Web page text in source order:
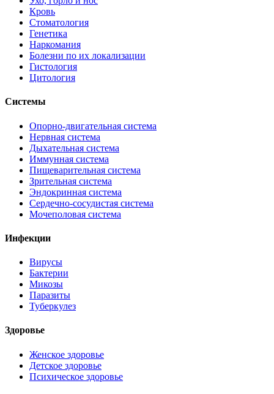
Кровь
Стоматология
Генетика
Наркомания
Болезни по их локализации
Гистология
Цитология
Системы
Опорно-двигательная система
Нервная система
Дыхательная система
Иммунная система
Пищеварительная система
Зрительная система
Эндокринная система
Сердечно-сосудистая система
Мочеполовая система
Инфекции
Вирусы
Бактерии
Микозы
Паразиты
Туберкулез
Здоровье
Женское здоровье
Детское здоровье
Психическое здоровье